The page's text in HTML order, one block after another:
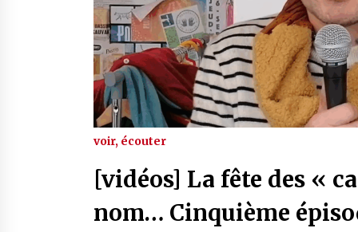
voir, écouter
[vidéos] La fête des «
nom… Cinquième